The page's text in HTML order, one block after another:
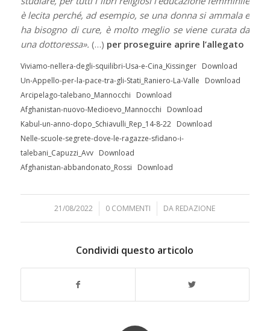
è lecita perché, ad esempio, se una donna si ammala e
ha bisogno di cure, è molto meglio se viene curata da
una dottoressa». (…) per proseguire aprire l’allegato
Viviamo-nellera-degli-squilibri-Usa-e-Cina_Kissinger
Download
Un-Appello-per-la-pace-tra-gli-Stati_Raniero-La-Valle
Download
Arcipelago-talebano_Mannocchi
Download
Afghanistan-nuovo-Medioevo_Mannocchi
Download
Kabul-un-anno-dopo_Schiavulli_Rep_14-8-22
Download
Nelle-scuole-segrete-dove-le-ragazze-sfidano-i-
talebani_Capuzzi_Avv
Download
Afghanistan-abbandonato_Rossi
Download
21/08/2022
/ 0 COMMENTI
/ DA REDAZIONE
Condividi questo articolo